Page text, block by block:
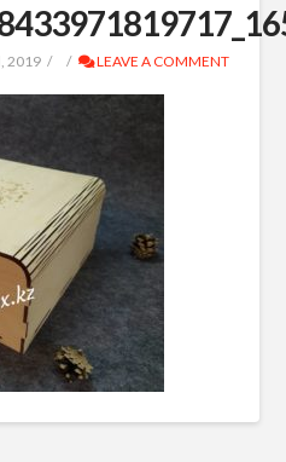
2019 LEAVE A COMMENT